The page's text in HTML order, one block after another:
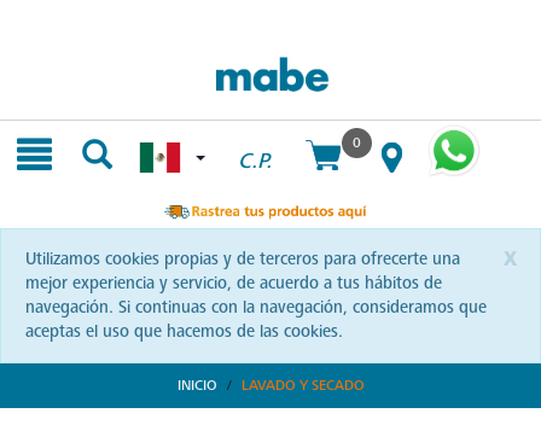
C.P.
0
x
Utilizamos cookies propias y de terceros para ofrecerte una
mejor experiencia y servicio, de acuerdo a tus hábitos de
navegación. Si continuas con la navegación, consideramos que
aceptas el uso que hacemos de las cookies.
INICIO LAVADO Y SECADO